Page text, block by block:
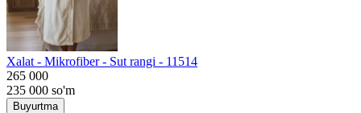
Хalat - Mikrofiber - Sut rangi - 11514
265 000
235 000 so'm
Buyurtma